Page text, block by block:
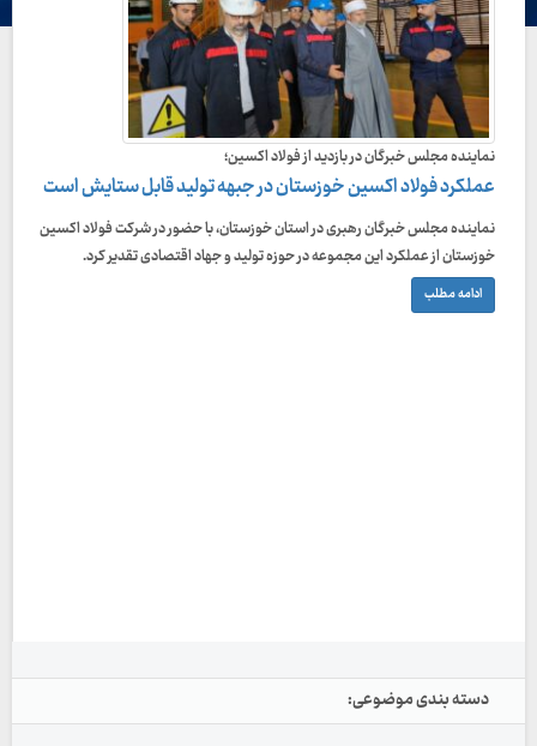
نماینده مجلس خبرگان در بازدید از فولاد اکسین؛
عملکرد فولاد اکسین خوزستان در جبهه تولید قابل ستایش است
نماینده مجلس خبرگان رهبری در استان خوزستان، با حضور در شرکت فولاد اکسین
خوزستان از عملکرد این مجموعه در حوزه تولید و جهاد اقتصادی تقدیر کرد.
ادامه مطلب
دسته بندی موضوعی: